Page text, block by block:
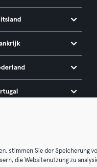
stimmen Sie der Speicherung
die Websitenutzung zu